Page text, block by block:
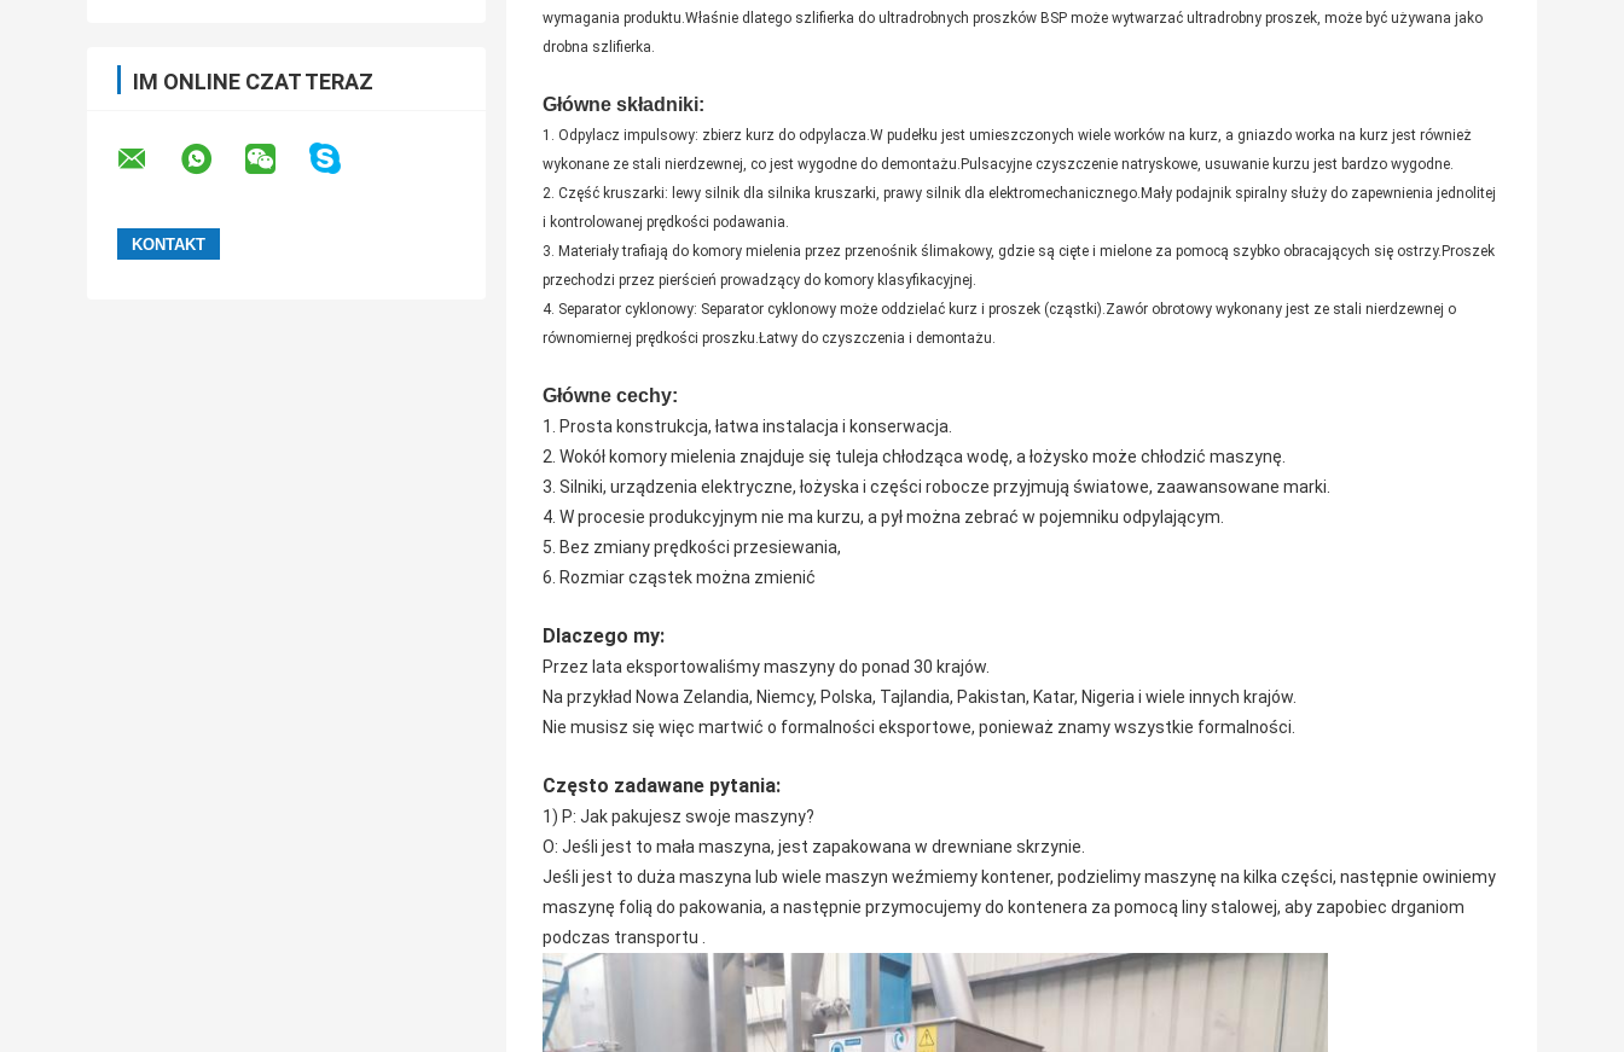
IM ONLINE CZAT TERAZ
wymagania produktu.Właśnie dlatego szlifierka do ultradrobnych proszków BSP może wytwarzać ultradrobny proszek, może być używana jako
drobna szlifierka.
Główne składniki:
1. Odpylacz impulsowy: zbierz kurz do odpylacza.W pudełku jest umieszczonych wiele worków na kurz, a gniazdo worka na kurz jest również
wykonane ze stali nierdzewnej, co jest wygodne do demontażu.Pulsacyjne czyszczenie natryskowe, usuwanie kurzu jest bardzo wygodne.
2. Część kruszarki: lewy silnik dla silnika kruszarki, prawy silnik dla elektromechanicznego.Mały podajnik spiralny służy do zapewnienia jednolitej
i kontrolowanej prędkości podawania.
3. Materiały trafiają do komory mielenia przez przenośnik ślimakowy, gdzie są cięte i mielone za pomocą szybko obracających się ostrzy.Proszek
przechodzi przez pierścień prowadzący do komory klasyfikacyjnej.
4. Separator cyklonowy: Separator cyklonowy może oddzielać kurz i proszek (cząstki).Zawór obrotowy wykonany jest ze stali nierdzewnej o
równomiernej prędkości proszku.Łatwy do czyszczenia i demontażu.
Główne cechy:
1. Prosta konstrukcja, łatwa instalacja i konserwacja.
2. Wokół komory mielenia znajduje się tuleja chłodząca wodę, a łożysko może chłodzić maszynę.
3. Silniki, urządzenia elektryczne, łożyska i części robocze przyjmują światowe, zaawansowane marki.
4. W procesie produkcyjnym nie ma kurzu, a pył można zebrać w pojemniku odpylającym.
5. Bez zmiany prędkości przesiewania,
6. Rozmiar cząstek można zmienić
Dlaczego my:
Przez lata eksportowaliśmy maszyny do ponad 30 krajów.
Na przykład Nowa Zelandia, Niemcy, Polska, Tajlandia, Pakistan, Katar, Nigeria i wiele innych krajów.
Nie musisz się więc martwić o formalności eksportowe, ponieważ znamy wszystkie formalności.
Często zadawane pytania:
1) P: Jak pakujesz swoje maszyny?
O: Jeśli jest to mała maszyna, jest zapakowana w drewniane skrzynie.
Jeśli jest to duża maszyna lub wiele maszyn weźmiemy kontener, podzielimy maszynę na kilka części, następnie owiniemy
maszynę folią do pakowania, a następnie przymocujemy do kontenera za pomocą liny stalowej, aby zapobiec drganiom
podczas transportu .